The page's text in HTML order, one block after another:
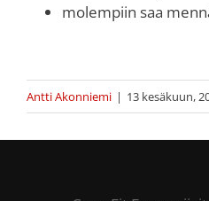
molempiin saa
Antti Akonniemi | 13 kesäkuun,